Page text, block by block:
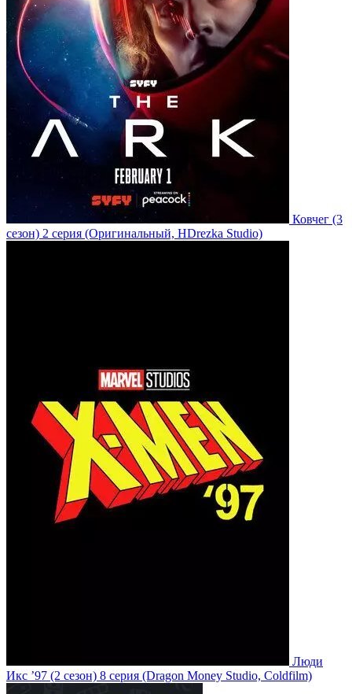
Ковчег (3
сезон) 2 серия (Оригинальный, HDrezka Studio)
Люди
Икс ’97 (2 сезон) 8 серия (Dragon Money Studio, Coldfilm)